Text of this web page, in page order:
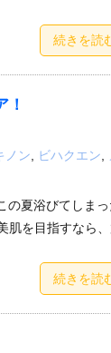
続きを読
！
ノン, ビハクエン,
の夏浴びてしまっ
肌を目指すなら
続きを読